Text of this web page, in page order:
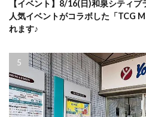
【イベント】8/16(日)和泉シティ
人気イベントがコラボした「TCG
れます♪